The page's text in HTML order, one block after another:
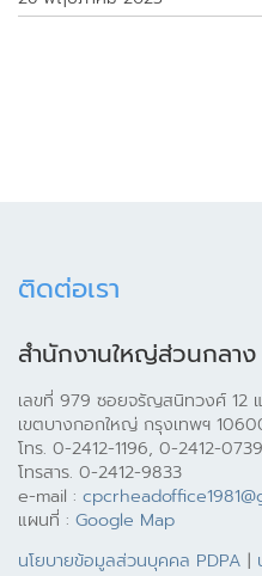
ติดต่อเรา
สำนักงานใหญ่ส่วนกลาง
เลขที่ 979 ซอยจรัญสนิทวงศ์ 12
เขตบางกอกใหญ่ กรุงเทพฯ
โทร. 0-2412-1196, 0-2412-
โทรสาร. 0-2412-9833
e-mail :
แผนที่ : Google Map
นโยบายข้อมูลส่วนบุคคล PDPA |